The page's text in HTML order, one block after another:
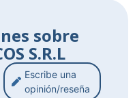
sobre
S.R.L
Escribe una
opinión/reseña